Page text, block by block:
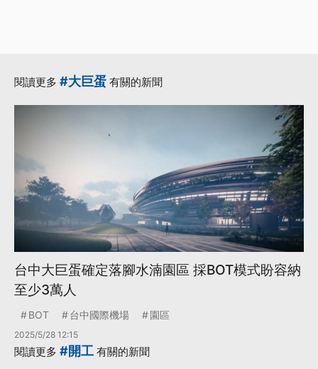
閱讀更多 #大巨蛋 有關的新聞
台中大巨蛋確定落腳水湳園區 採BOT模式盼容納
至少3萬人
BOT 台中國際機場 園區
2025/5/28 12:15
閱讀更多 #開工 有關的新聞